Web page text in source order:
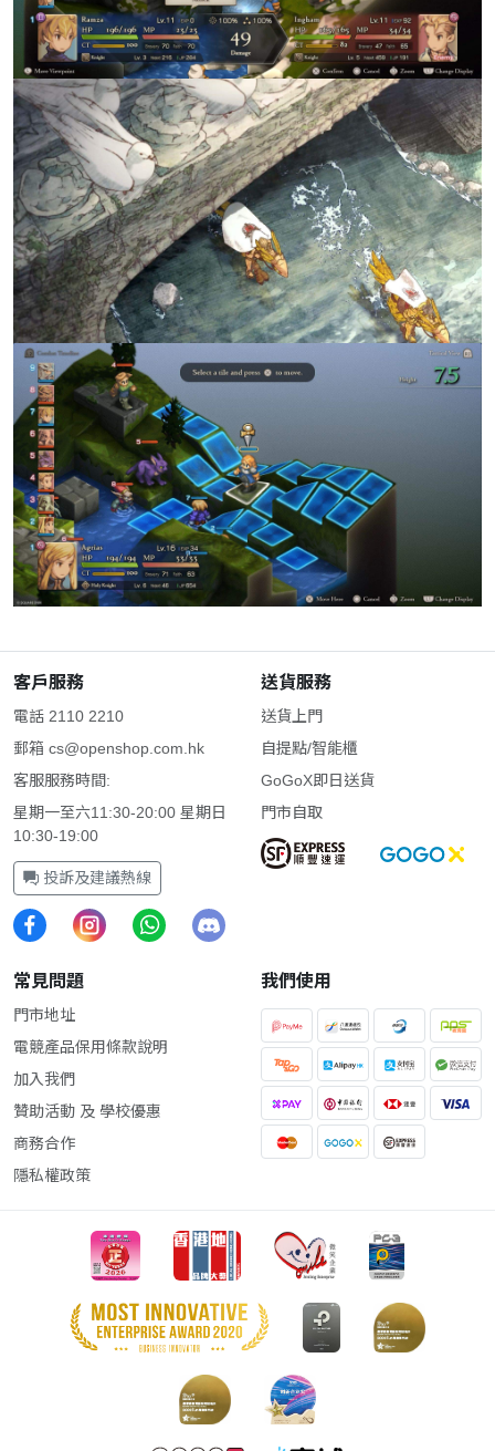
客戶服務
電話 2110 2210
郵箱 cs@openshop.com.hk
客服服務時間:
星期一至六11:30-20:00 星期日
10:30-19:00
投訴及建議熱線
送貨服務
送貨上門
自提點/智能櫃
GoGoX即日送貨
門市自取
常見問題
門市地址
電競產品保用條款說明
加入我們
贊助活動 及 學校優惠
商務合作
隱私權政策
我們使用